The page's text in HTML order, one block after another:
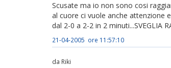
Scusate ma io non sono cosi
al cuore ci vuole anche attenzione
dal 2-0 a 2-2 in 2 minuti...SVEGLIA
21-04-2005 ore 11:57:10
da Riki